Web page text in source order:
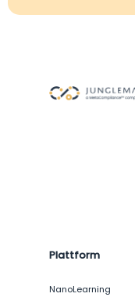
Plattform
NanoLearning